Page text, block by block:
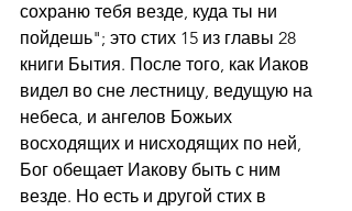
сохраню тебя везде, куда ты ни
пойдешь"; это стих 15 из главы 28
книги Бытия. После того, как Иаков
видел во сне лестницу, ведущую на
небеса, и ангелов Божьих
восходящих и нисходящих по ней,
Бог обещает Иакову быть с ним
везде. Но есть и другой стих в